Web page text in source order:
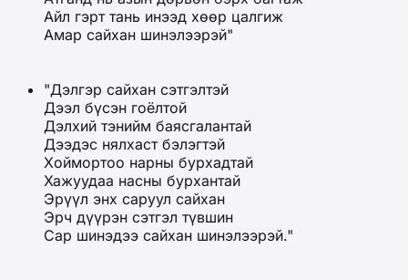
Айл гэрт тань инээд хөөр цалгиж
Амар сайхан шинэлээрэй"
"Дэлгэр сайхан сэтгэлтэй
Дээл бүсэн гоёлтой
Дэлхий тэнийм баясгалантай
Дээдэс нялхаст бэлэгтэй
Хоймортоо нарны бурхадтай
Хажуудаа насны бурхантай
Эрүүл энх саруул сайхан
Эрч дүүрэн сэтгэл түвшин
Сар шинэдээ сайхан шинэлээрэй."